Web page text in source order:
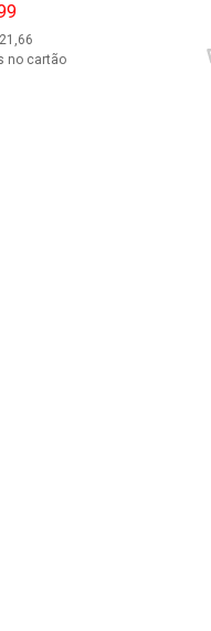
21,66
no cartão